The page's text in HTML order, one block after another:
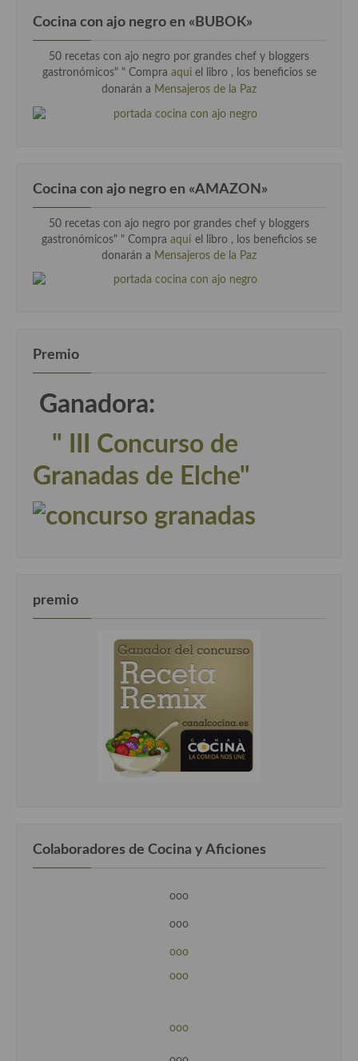
Cocina con ajo negro en «BUBOK»
50 recetas con ajo negro por grandes chef y bloggers
gastronómicos" " Compra aqui el libro , los beneficios se
donarán a Mensajeros de la Paz
Cocina con ajo negro en «AMAZON»
50 recetas con ajo negro por grandes chef y bloggers
gastronómicos" " Compra aquí el libro , los beneficios se
donarán a Mensajeros de la Paz
Premio
Ganadora:
" III Concurso de
Granadas de Elche"
premio
Colaboradores de Cocina y Aficiones
ooo
ooo
ooo
ooo
ooo